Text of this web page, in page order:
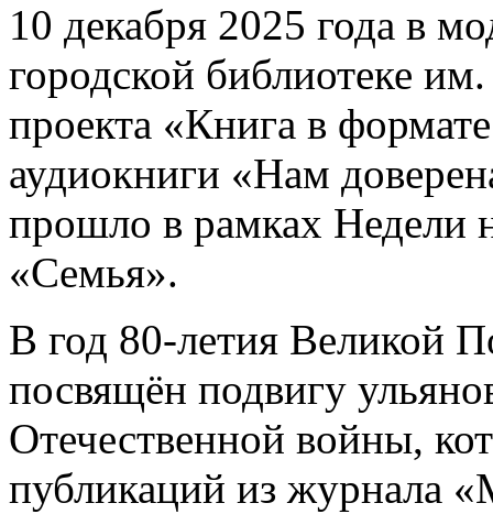
10 декабря 2025 года в
городской библиотеке
проекта «Книга в
аудиокниги «Нам
прошло в рамках Недели
«Семья».
В год 80-летия Великой
посвящён подвигу
Отечественной войны,
публикаций из журнала